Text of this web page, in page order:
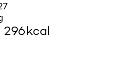
296kcal